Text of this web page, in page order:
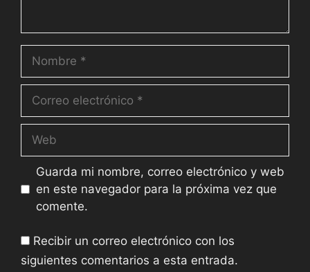
Guarda mi nombre, correo electrónico y web
en este navegador para la próxima vez que
comente.
Recibir un correo electrónico con los
siguientes comentarios a esta entrada.